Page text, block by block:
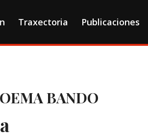
Traxectoria Publicaciones
BANDO